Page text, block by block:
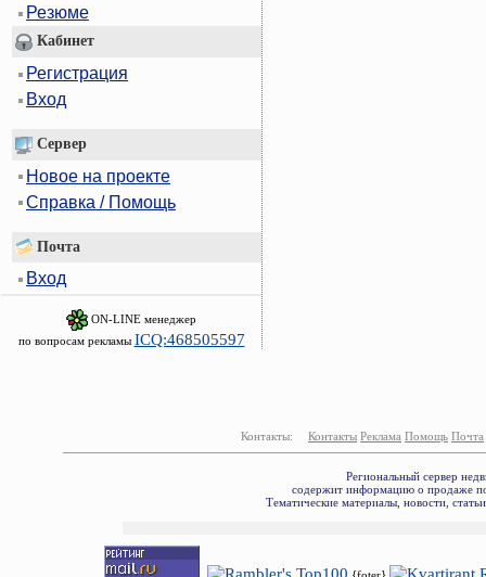
Резюме
Кабинет
Регистрация
Вход
Сервер
Новое на проекте
Справка / Помощь
Почта
Вход
ON-LINE менеджер
по вопросам рекламы ICQ:468505597
Контакты: Контакты Реклама Помощь Почта
Региональный сервер
содержит информацию о продаже
Тематические материалы, новости,